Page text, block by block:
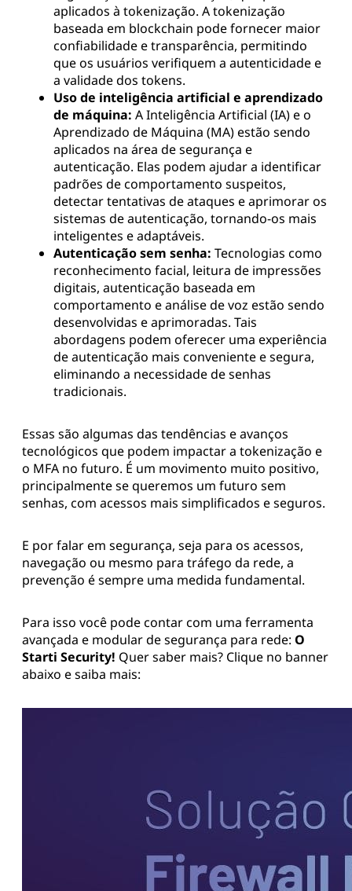
aplicados à tokenização. A tokenização
baseada em blockchain pode fornecer maior
confiabilidade e transparência, permitindo
que os usuários verifiquem a autenticidade e
a validade dos tokens.
Uso de inteligência artificial e aprendizado
de máquina: A Inteligência Artificial (IA) e o
Aprendizado de Máquina (MA) estão sendo
aplicados na área de segurança e
autenticação. Elas podem ajudar a identificar
padrões de comportamento suspeitos,
detectar tentativas de ataques e aprimorar os
sistemas de autenticação, tornando-os mais
inteligentes e adaptáveis.
Autenticação sem senha: Tecnologias como
reconhecimento facial, leitura de impressões
digitais, autenticação baseada em
comportamento e análise de voz estão sendo
desenvolvidas e aprimoradas. Tais
abordagens podem oferecer uma experiência
de autenticação mais conveniente e segura,
eliminando a necessidade de senhas
tradicionais.
Essas são algumas das tendências e avanços
tecnológicos que podem impactar a tokenização e
o MFA no futuro. É um movimento muito positivo,
principalmente se queremos um futuro sem
senhas, com acessos mais simplificados e seguros.
E por falar em segurança, seja para os acessos,
navegação ou mesmo para tráfego da rede, a
prevenção é sempre uma medida fundamental.
Para isso você pode contar com uma ferramenta
avançada e modular de segurança para rede: O
Starti Security! Quer saber mais? Clique no banner
abaixo e saiba mais: